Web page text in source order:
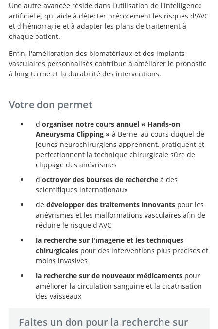
Une autre avancée réside dans l'utilisation de l'intelligence
artificielle, qui aide à détecter précocement les risques d'AVC
et d'hémorragie et à adapter les plans de traitement à
chaque patient.
Enfin, l'amélioration des biomatériaux et des implants
vasculaires personnalisés contribue à améliorer le pronostic
à long terme et la durabilité des interventions.
Votre don permet
d'organiser notre cours annuel « Hands-on
Aneurysma Clipping » à Berne, au cours duquel de
jeunes neurochirurgiens apprennent, pratiquent et
perfectionnent la technique chirurgicale sûre de
clippage des anévrismes
d'octroyer des bourses de rechercheà des
scientifiques internationaux
de développer des traitements innovantspour les
anévrismes et les malformations vasculaires afin de
réduire le risque d'AVC
la recherche sur l'imagerie et les techniques
chirurgicalespour des interventions plus précises et
moins invasives
la recherche sur de nouveaux médicamentspour
améliorer la circulation sanguine et la cicatrisation
des vaisseaux
Faites un don pour la recherche sur